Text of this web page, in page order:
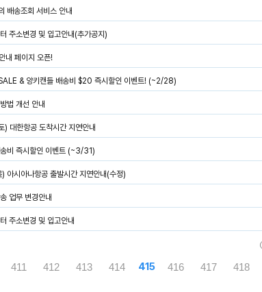
배송조회 서비스 안내
주소변경 및 입고안내(추가공지)
내 페이지 오픈!
& 양키캔들 배송비 $20 즉시할인 이벤트! (~2/28)
법 개선 안내
대한항공 도착시간 지연안내
비 즉시할인 이벤트 (~3/31)
아시아나항공 출발시간 지연안내(수정)
업무 변경안내
주소변경 및 입고안내
411 412 413 414 415 416 417 418